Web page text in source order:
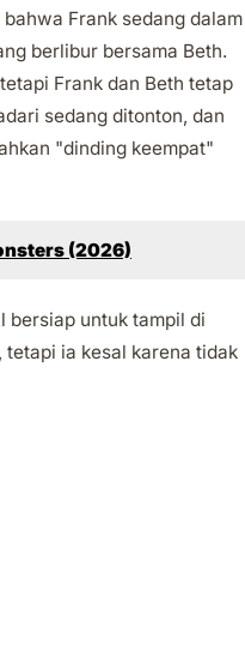
Frank sedang dalam
berlibur bersama Beth.
Frank dan Beth tetap
sedang ditonton, dan
"dinding keempat"
(2026)
bersiap untuk tampil di
ia kesal karena tidak